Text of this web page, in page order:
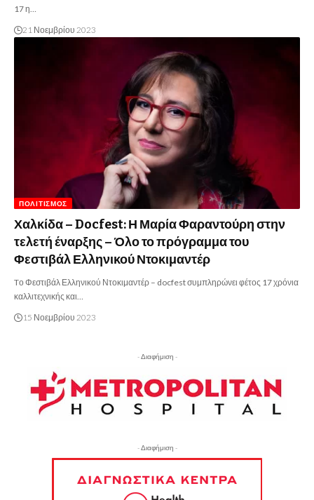
17 η…
21 Νοεμβρίου 2023
ΠΟΛΙΤΙΣΜΌΣ
Χαλκίδα – Docfest: Η Μαρία Φαραντούρη στην
τελετή έναρξης – Όλο το πρόγραμμα του
Φεστιβάλ Ελληνικού Ντοκιμαντέρ
Tο Φεστιβάλ Ελληνικού Ντοκιμαντέρ – docfest συμπληρώνει φέτος 17 χρόνια
καλλιτεχνικής και…
15 Νοεμβρίου 2023
- Διαφήμιση -
- Διαφήμιση -